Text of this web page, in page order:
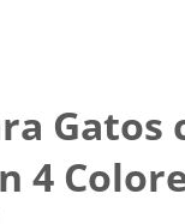
Gatos
4